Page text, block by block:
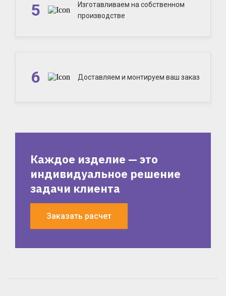
5
Изготавливаем на собственном
производстве
6 Доставляем и монтируем ваш заказ
Каждое изделие — это
индивидуальное решение
задачи клиента
Заказать расчет